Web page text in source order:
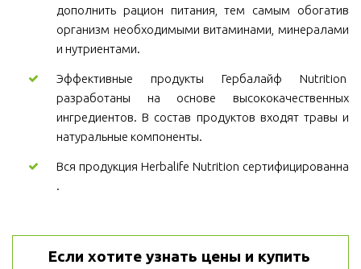
дополнить рацион питания, тем самым обогатив
организм необходимыми витаминами, минералами
и нутриентами.
Эффективные продукты Гербалайф Nutrition
разработаны на основе высококачественных
ингредиентов. В состав продуктов входят травы и
натуральные компоненты.
Вся продукция Herbalife Nutrition сертифицированна
.
Если хотите узнать цены и купить